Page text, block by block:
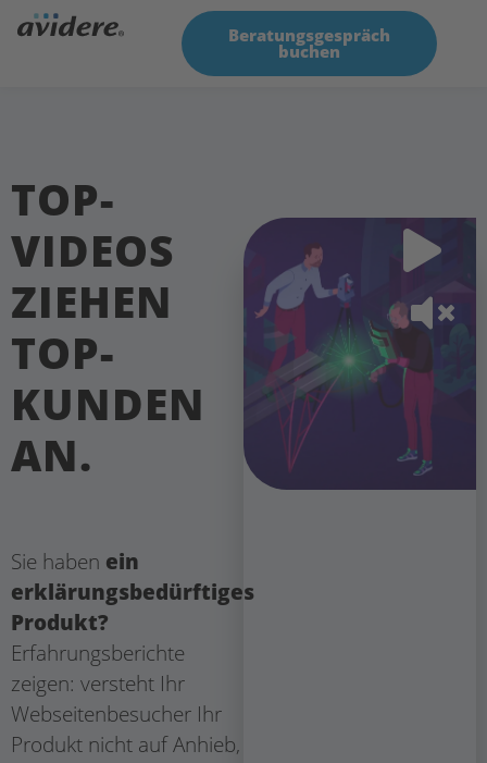
Beratungsgespräch
buchen
TOP-
VIDEOS
ZIEHEN
TOP-
KUNDEN
AN.
Sie haben ein
erklärungsbedürftiges
Produkt?
Erfahrungsberichte
zeigen: versteht Ihr
Webseitenbesucher Ihr
Produkt nicht auf Anhieb,